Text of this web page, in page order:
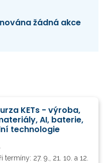
žádná akce
KETs - výroba,
AI, baterie,
technologie
termíny: 27. 9., 21. 10. a 12.